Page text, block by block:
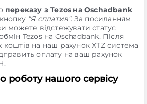
переказу з Tezos на Oschadbank
"Я сплатив". За посиланням
можете відстежувати статус
Tezos на Oschadbank. Після
коштів на наш рахунок XTZ система
оплату на ваш рахунок
роботу нашого сервісу